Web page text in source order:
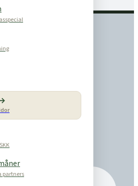
partners